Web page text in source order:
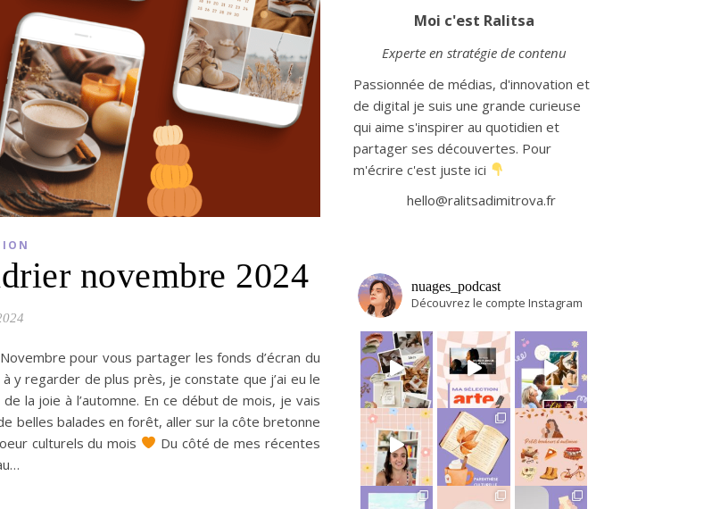
novembre 2024
pour vous partager les fonds d’écran du
y regarder de plus près, je constate que j’ai eu le
la joie à l’automne. En ce début de mois, je vais
belles balades en forêt, aller sur la côte bretonne
culturels du mois
Du côté de mes récentes
Moi c'est Ralitsa
Experte en stratégie de contenu
Passionnée de médias, d'innovation et
de digital je suis une grande curieuse
qui aime s'inspirer au quotidien et
partager ses découvertes. Pour
m'écrire c'est juste ici
hello@ralitsadimitrova.fr
nuages_podcast
Découvrez le compte Instagram
Avant tout départ en vacances, j’adore m Et si on se partageait en
It’s been a long time coming mais je